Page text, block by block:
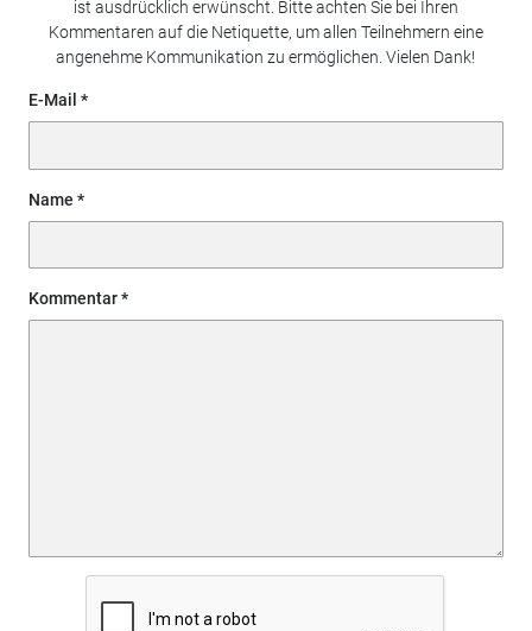
ist ausdrücklich erwünscht. Bitte achten Sie bei Ihren
Kommentaren auf die Netiquette, um allen Teilnehmern eine
angenehme Kommunikation zu ermöglichen. Vielen Dank!
E-Mail
Name
Kommentar